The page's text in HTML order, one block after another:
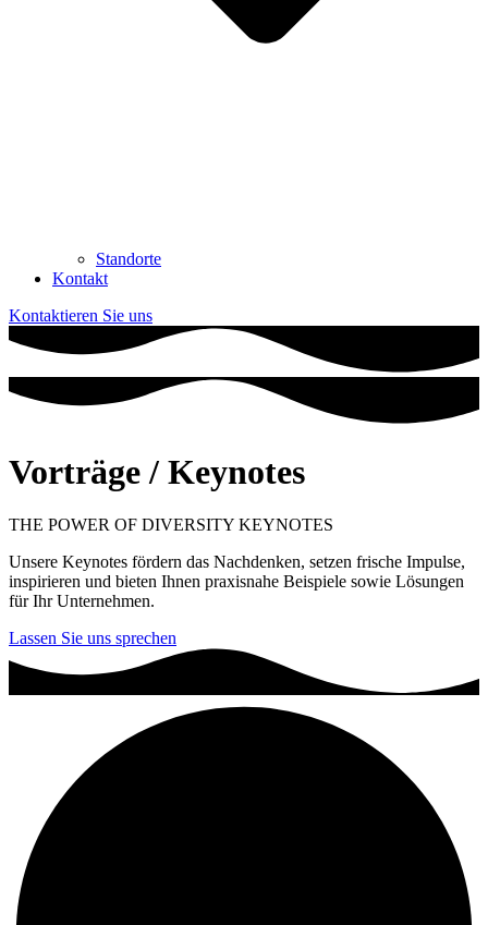
Standorte
Kontakt
Kontaktieren Sie uns
Vorträge / Keynotes
THE POWER OF DIVERSITY KEYNOTES
Unsere Keynotes fördern das Nachdenken, setzen frische Impulse,
inspirieren und bieten Ihnen praxisnahe Beispiele sowie Lösungen
für Ihr Unternehmen.
Lassen Sie uns sprechen